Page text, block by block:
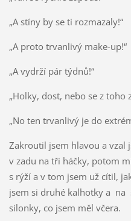
„A stíny by se ti rozmazaly!“
„A proto trvanlivý make-up!“
„A vydrží pár týdnů!“
„Holky, dost, nebo se z toho
„No ten trvanlivý je do
Zakroutil jsem hlavou a vzal
v zadu na tři háčky, potom
s rýží a v tom jsem už cítil,
jsem si druhé kalhotky a na
silonky, co jsem měl včera.